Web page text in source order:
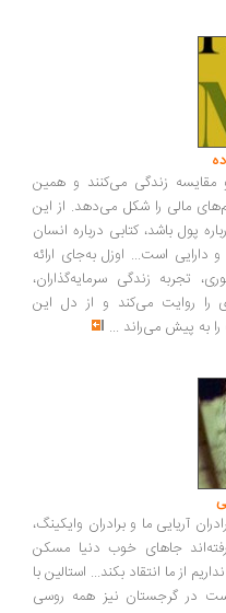
زندگی می‌کنند و همین
را شکل می‌دهد. از این
کتابی درباره انسان
است... اوزل به‌جای ارائه
زندگی سرمایه‌گذاران،
روایت می‌کند و از دل این
می‌راند...
ما و برادران وایکینگ،
جاهای خوب دنیا مسکن
انتقاد بکند... استالین با
نیز همه روسی